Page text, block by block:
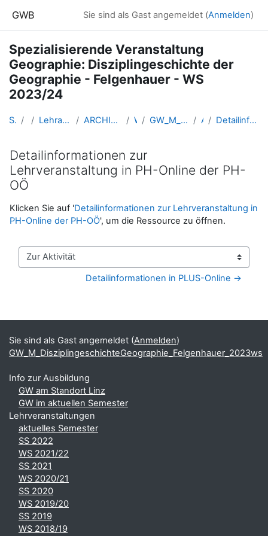
GWB Sie sind als Gast angemeldet (Anmelden)
Spezialisierende Veranstaltung
Geographie: Disziplingeschichte der
Geographie - Felgenhauer - WS
2023/24
Startseite Kurse Lehramtsausbildung GW im Cluster Österreich Mitte ARCHIV - Lehrveranstaltungen am Standort Linz - seit 2016 WS_2023/24 GW_M_DisziplingeschichteGeographie_Felgenhauer_2023ws Allgemeines Detailinformationen zur Lehrveranstaltung in PH-Online der PH-OÖ
Detailinformationen zur
Lehrveranstaltung in PH-Online der PH-
OÖ
Abschlussbedingungen
Klicken Sie auf 'Detailinformationen zur Lehrveranstaltung in
PH-Online der PH-OÖ', um die Ressource zu öffnen.
Zur Aktivität
Detailinformationen in PLUS-Online →
Ergänzungsblöcke
Sie sind als Gast angemeldet (Anmelden)
GW_M_DisziplingeschichteGeographie_Felgenhauer_2023ws
Info zur Ausbildung
GW am Standort Linz
GW im aktuellen Semester
Lehrveranstaltungen
aktuelles Semester
SS 2022
WS 2021/22
SS 2021
WS 2020/21
SS 2020
WS 2019/20
SS 2019
WS 2018/19